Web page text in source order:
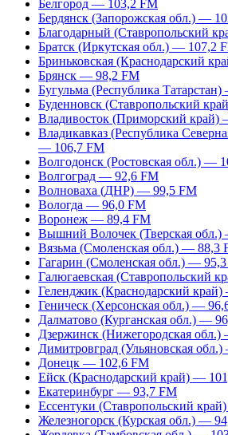
Белгород — 103,2 FM
Бердянск (Запорожская обл.) —
Благодарный (Ставропольский
Братск (Иркутская обл.) — 107,2
Бриньковская (Краснодарский
Брянск — 98,2 FM
Бугульма (Республика
Буденновск (Ставропольский
Владивосток (Приморский край)
Владикавказ (Республика
— 106,7 FM
Волгодонск (Ростовская обл.) —
Волгоград — 92,6 FM
Волноваха (ДНР) — 99,5 FM
Вологда — 96,0 FM
Воронеж — 89,4 FM
Вышний Волочек (Тверская
Вязьма (Смоленская обл.) — 88,3
Гагарин (Смоленская обл.) —
Галюгаевская (Ставропольский
Геленджик (Краснодарский
Геническ (Херсонская обл.) —
Далматово (Курганская обл.) —
Дзержинск (Нижегородская
Димитровград (Ульяновская
Донецк — 102,6 FM
Ейск (Краснодарский край) —
Екатеринбург — 93,7 FM
Ессентуки (Ставропольский
Железногорск (Курская обл.) —